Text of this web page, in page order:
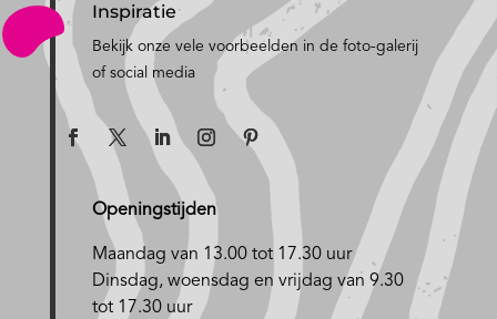
Inspiratie
Bekijk onze vele voorbeelden in de foto-galerij
of social media
Openingstijden
Maandag van 13.00 tot 17.30 uur
Dinsdag, woensdag en vrijdag van 9.30
tot 17.30 uur